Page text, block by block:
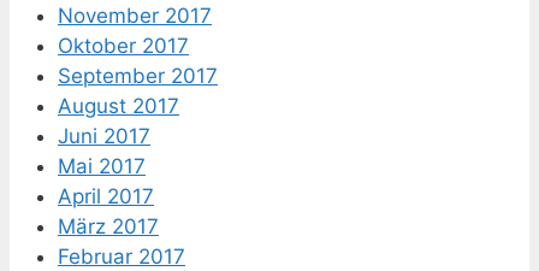
November 2017
Oktober 2017
September 2017
August 2017
Juni 2017
Mai 2017
April 2017
März 2017
Februar 2017